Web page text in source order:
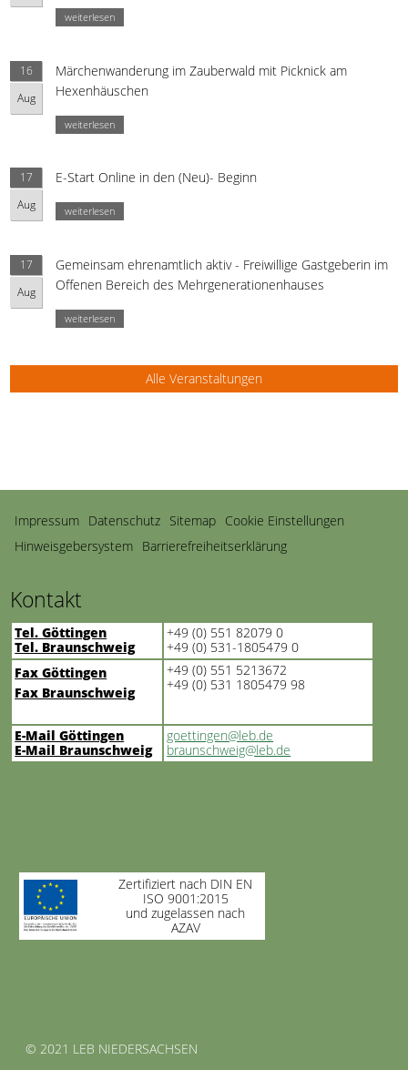
weiterlesen
16
Aug
Märchenwanderung im Zauberwald mit Picknick am
Hexenhäuschen
weiterlesen
17
Aug
E-Start Online in den (Neu)- Beginn
weiterlesen
17
Aug
Gemeinsam ehrenamtlich aktiv - Freiwillige Gastgeberin im
Offenen Bereich des Mehrgenerationenhauses
weiterlesen
Alle Veranstaltungen
Navigation
überspringen
Impressum Datenschutz Sitemap Cookie Einstellungen
Hinweisgebersystem Barrierefreiheitserklärung
Kontakt
Tel. Göttingen
Tel. Braunschweig
+49 (0) 551 82079 0
+49 (0) 531-1805479 0
Fax Göttingen
Fax Braunschweig
+49 (0) 551 5213672
+49 (0) 531 1805479 98
E-Mail Göttingen
E-Mail Braunschweig
goettingen@leb.de
braunschweig@leb.de
Zertifiziert nach DIN EN
ISO 9001:2015
und zugelassen nach
AZAV
© 2021 LEB NIEDERSACHSEN